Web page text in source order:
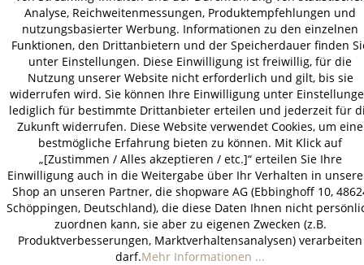
Analyse, Reichweitenmessungen, Produktempfehlungen und
nutzungsbasierter Werbung. Informationen zu den einzelnen
Funktionen, den Drittanbietern und der Speicherdauer finden
unter Einstellungen. Diese Einwilligung ist freiwillig, für die
Nutzung unserer Website nicht erforderlich und gilt, bis sie
widerrufen wird. Sie können Ihre Einwilligung unter
lediglich für bestimmte Drittanbieter erteilen und jederzeit für
Zukunft widerrufen. Diese Website verwendet Cookies, um eine
bestmögliche Erfahrung bieten zu können. Mit Klick auf
„[Zustimmen / Alles akzeptieren / etc.]“ erteilen Sie Ihre
Einwilligung auch in die Weitergabe über Ihr Verhalten in
Shop an unseren Partner, die shopware AG (Ebbinghoff 10,
Schöppingen, Deutschland), die diese Daten Ihnen nicht
zuordnen kann, sie aber zu eigenen Zwecken (z.B.
Produktverbesserungen, Marktverhaltensanalysen) verarbeiten
darf.Mehr Informationen ...